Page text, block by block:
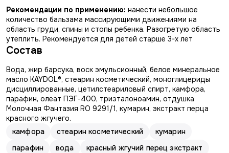
Рекомендации по применению: нанести небольшое
количество бальзама массирующими движениями на
область груди, спины и стопы ребенка. Разогретую область
утеплить. Рекомендуется для детей старше 3-х лет
Состав
Вода, жир барсука, воск эмульсионный, белое минеральное
масло KAYDOL®, стеарин косметический, моноглицериды
дисциллированные, цетилстеариловый спирт, камфора,
парафин, олеат ПЭГ-400, триэталоноамин, отдушка
Молочная Фантазия RO 9291/1, кумарин, экстракт перца
красного жгучего.
камфора
стеарин косметический
кумарин
парафин
вода
красный жгучий перец экстракт